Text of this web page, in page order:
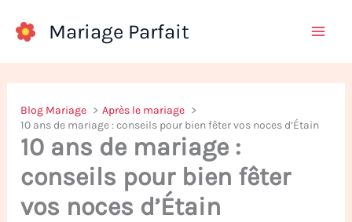
Mariage Parfait
Blog Mariage
Après le mariage
10 ans de mariage : conseils pour bien fêter vos noces d’Étain
10 ans de mariage :
conseils pour bien fêter
vos noces d’Étain